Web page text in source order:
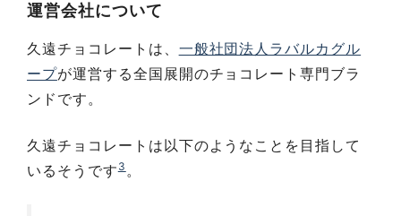
運営会社について
久遠チョコレートは、 一般社団法人ラバルカグル
ープが運営する全国展開のチョコレート専門ブラ
ンドです。
久遠チョコレートは以下のようなことを目指して
いるそうです3。